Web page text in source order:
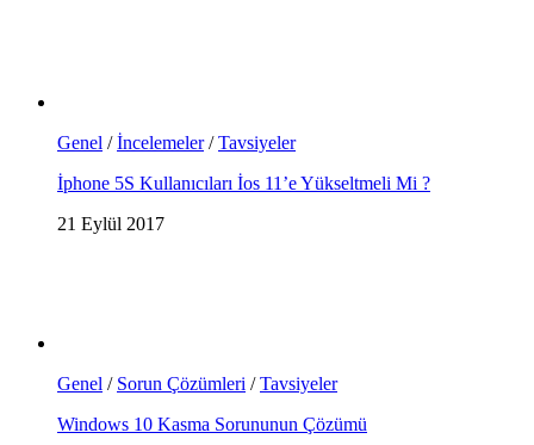
Genel /İncelemeler/Tavsiyeler
İphone 5S Kullanıcıları İos 11’e Yükseltmeli Mi ?
21 Eylül 2017
Genel / Sorun Çözümleri /Tavsiyeler
Windows 10 Kasma Sorununun Çözümü